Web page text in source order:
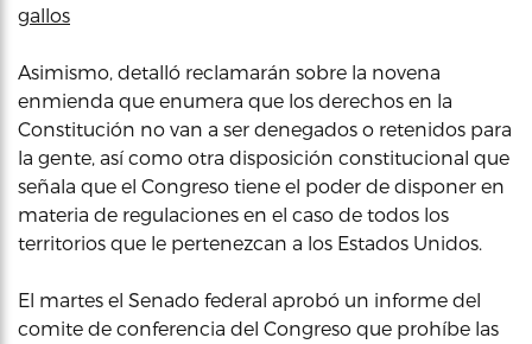
gallos
Asimismo, detalló reclamarán sobre la novena
enmienda que enumera que los derechos en la
Constitución no van a ser denegados o retenidos para
la gente, así como otra disposición constitucional que
señala que el Congreso tiene el poder de disponer en
materia de regulaciones en el caso de todos los
territorios que le pertenezcan a los Estados Unidos.
El martes el Senado federal aprobó un informe del
comite de conferencia del Congreso que prohíbe las